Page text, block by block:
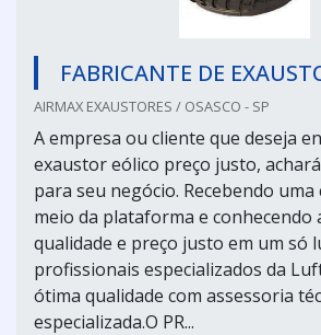
FABRICANTE DE
AIRMAX EXAUSTORES / OSASCO - SP
A empresa ou cliente que deseja
exaustor eólico preço justo,
para seu negócio. Recebendo
meio da plataforma e conhecendo
qualidade e preço justo em um só
profissionais especializados da
ótima qualidade com assessoria
especializada.O PR...